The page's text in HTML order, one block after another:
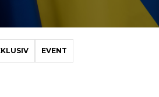
EVENT